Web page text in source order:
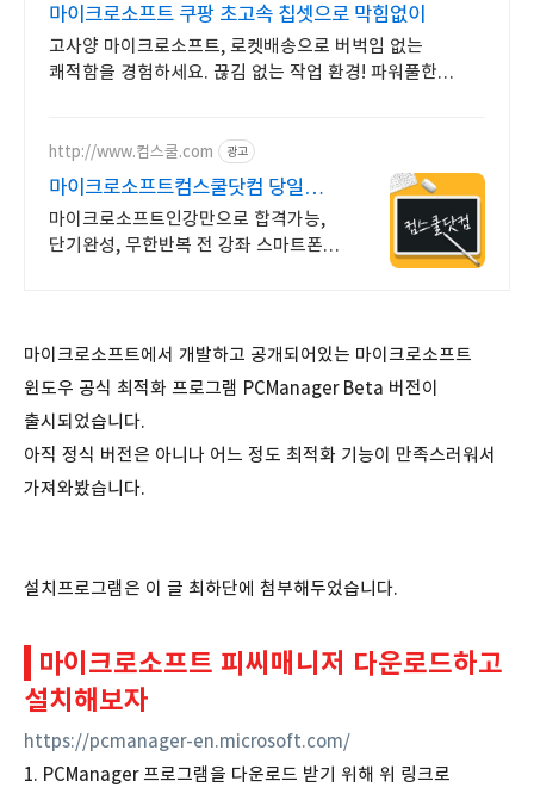
마이크로소프트 쿠팡 초고속 칩셋으로 막힘없이
고사양 마이크로소프트, 로켓배송으로 버벅임 없는
쾌적함을 경험하세요. 끊김 없는 작업 환경! 파워풀한
http://www.컴스쿨.com 광고
마이크로소프트컴스쿨닷컴 당일
신청&결제시 기프티콘!
마이크로소프트인강만으로 합격가능,
단기완성, 무한반복 전 강좌 스마트폰
마이크로소프트에서 개발하고 공개되어있는 마이크로소프트
윈도우 공식 최적화 프로그램 PCManager Beta 버전이
출시되었습니다.
아직 정식 버전은 아니나 어느 정도 최적화 기능이 만족스러워서
가져와봤습니다.
설치프로그램은 이 글 최하단에 첨부해두었습니다.
마이크로소프트 피씨매니저 다운로드하고
설치해보자
https://pcmanager-en.microsoft.com/
1. PCManager 프로그램을 다운로드 받기 위해 위 링크로